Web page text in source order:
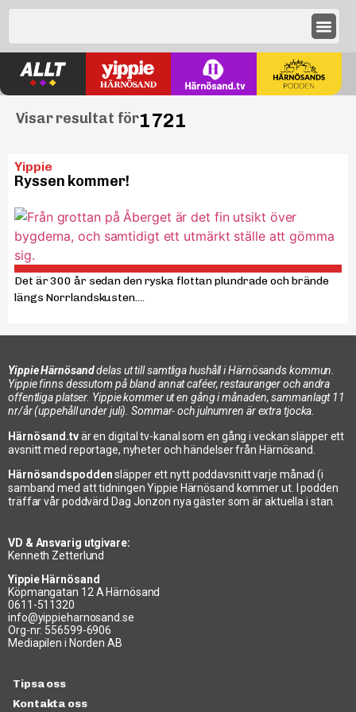
Visar resultat för1721
Yippie
Ryssen kommer!
Det är 300 år sedan den ryska flottan plundrade och brände
längs Norrlandskusten....
Yippie Härnösanddelas ut till samtliga hushåll i Härnösands kommun.
Yippie finns dessutom på bland annat caféer, restauranger och andra
offentliga platser. Yippie kommer ut en gång i månaden, sammanlagt 11
nr/år (uppehåll under juli). Sommar- och julnumren är extra tjocka.
Härnösand.tvär en digital tv-kanal som en gång i veckan släpper ett
avsnitt med reportage, nyheter och händelser från Härnösand.
Härnösandspoddensläpper ett nytt poddavsnitt varje månad (i
samband med att tidningen Yippie Härnösand kommer ut. I podden
träffar vår poddvärd Dag Jonzon nya gäster som är aktuella i stan.
VD & Ansvarig utgivare:
Kenneth Zetterlund
Yippie Härnösand
Köpmangatan 12 A Härnösand
0611-511320
info@yippieharnosand.se
Org-nr: 556599-6906
Mediapilen i Norden AB
Tipsa oss
Kontakta oss